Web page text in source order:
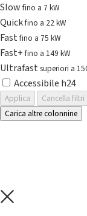
Slowfino a 7 kW
Quickfino a 22 kW
Fastfino a 75 kW
Fast+fino a 149 kW
Ultrafast superiori a
Accessibile h24
Applica
Cancella filtri
Carica altre colonnine